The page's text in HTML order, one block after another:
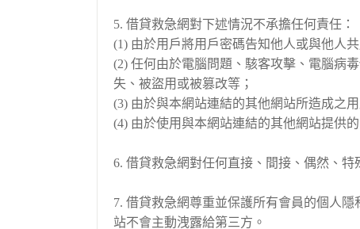
5. 借貸救急網對下述情況不承擔任何責任：
(1) 由於用戶將用戶密碼告知他人或與他人
(2) 任何由於電腦問題、駭客攻擊、電腦病
失、被盜用或被篡改等；
(3) 由於與本網站連結的其他網站所造成之
(4) 由於使用與本網站連結的其他網站提供
6. 借貸救急網對任何直接、間接、偶然、
7. 借貸救急網尊重並保護所有會員的個人
站不會主動洩露給第三方。